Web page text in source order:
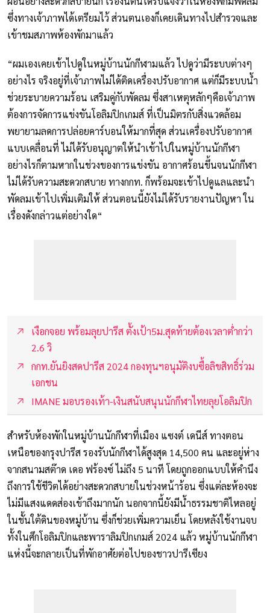
ซึ่งทางเจ้าภาพได้เตรียมไว้ ส่วนตนเองก็เคยเดินทางไปสำรวจและ
เข้าชมสภาพห้องพักมาแล้ว
“ผมเองเคยเข้าไปดูในหมู่บ้านนักกีฬามแล้ว ไปดูว่ามีระบบต่างๆ
อย่างไร จริงอยู่ที่เจ้าภาพไม่ได้ติดเครื่องปรับอากาศ แต่ก็มีระบบน้ำ
ช่วยระบายความร้อน เสริมคู่กับพัดลม ซึ่งสาเหตุหลักๆคือเจ้าภาพ
ต้องการจัดการแข่งขันโอลิมปิกเกมส์ ที่เป็นมิตรกับสิ่งแวดล้อม
พยายามลดการปล่อยคาร์บอนให้มากที่สุด ส่วนเครื่องปรับอากาศ
แบบเคลื่อนที่ ไม่ได้รับอนุญาตให้นำเข้าไปในหมู่บ้านนักกีฬา
อย่างไรก็ตามหากในช่วงของการแข่งขัน อากาศร้อนขึ้นจนนักกีฬา
ไม่ได้รับความสะดวกสบาย ทางกกท. ก็พร้อมจะเข้าไปดูแลและนำ
พัดลมเข้าไปเพิ่มเติมให้ ส่วนตอนนี้ยังไม่ได้รับรายงานปัญหา ใน
เรื่องดังกล่าวแต่อย่างใด“
เงือกจอย พร้อมลุยปารีส ตั้งเป้า5ม.สุดท้ายต้องเวลาต่ำกว่า
2.6 วิ
กกท.ยันยิงสดปารีส 2024 กองทุนฯอนุมัติงบซื้อลิขสิทธิ์ร่วม
เอกชน
IMANE มอบรองเท้า-เงินสนับสนุนนักกีฬาไทยลุยโอลิมปิก
สำหรับห้องพักในหมู่บ้านนักกีฬาที่เมือง แซงต์ เดนีส์ ทางตอน
เหนือของกรุงปารีส รองรับนักกีฬาได้สูงสุด 14,500 คน และอยู่ห่าง
จากสนามสต๊าด เดอ ฟร้องซ์ ไม่ถึง 5 นาที โดยถูกออกแบบให้คำนึง
ถึงการใช้ชีวิตได้อย่างสะดวกสบายในช่วงหน้าร้อน ซึ่งแต่ละห้องจะ
ไม่มีแสงแดดส่องเข้าถึงมากนัก นอกจากนี้ยังมีน้ำธรรมชาติไหลอยู่
ในชั้นใต้ดินของหมู่บ้าน ซึ่งก็ช่วยเพิ่มความเย็น โดยหลังใช้งานจบ
ทั้งในศึกโอลิมปิกและพาราลิมปิกเกมส์ 2024 แล้ว หมู่บ้านนักกีฬา
แห่งนี้จะกลายเป็นที่พักอาศัยต่อไปของชาวปารีเซียง